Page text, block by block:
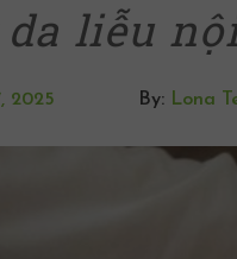
liễu
2025 By: Lona